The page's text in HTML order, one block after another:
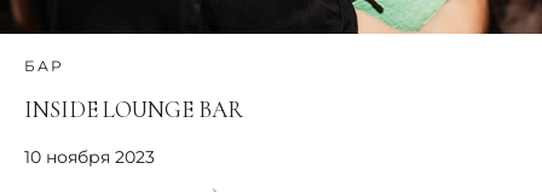
БАР
INSIDE LOUNGE BAR
10 ноября 2023